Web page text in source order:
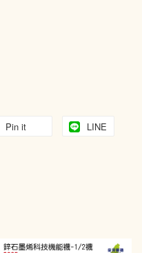
Pin it LINE